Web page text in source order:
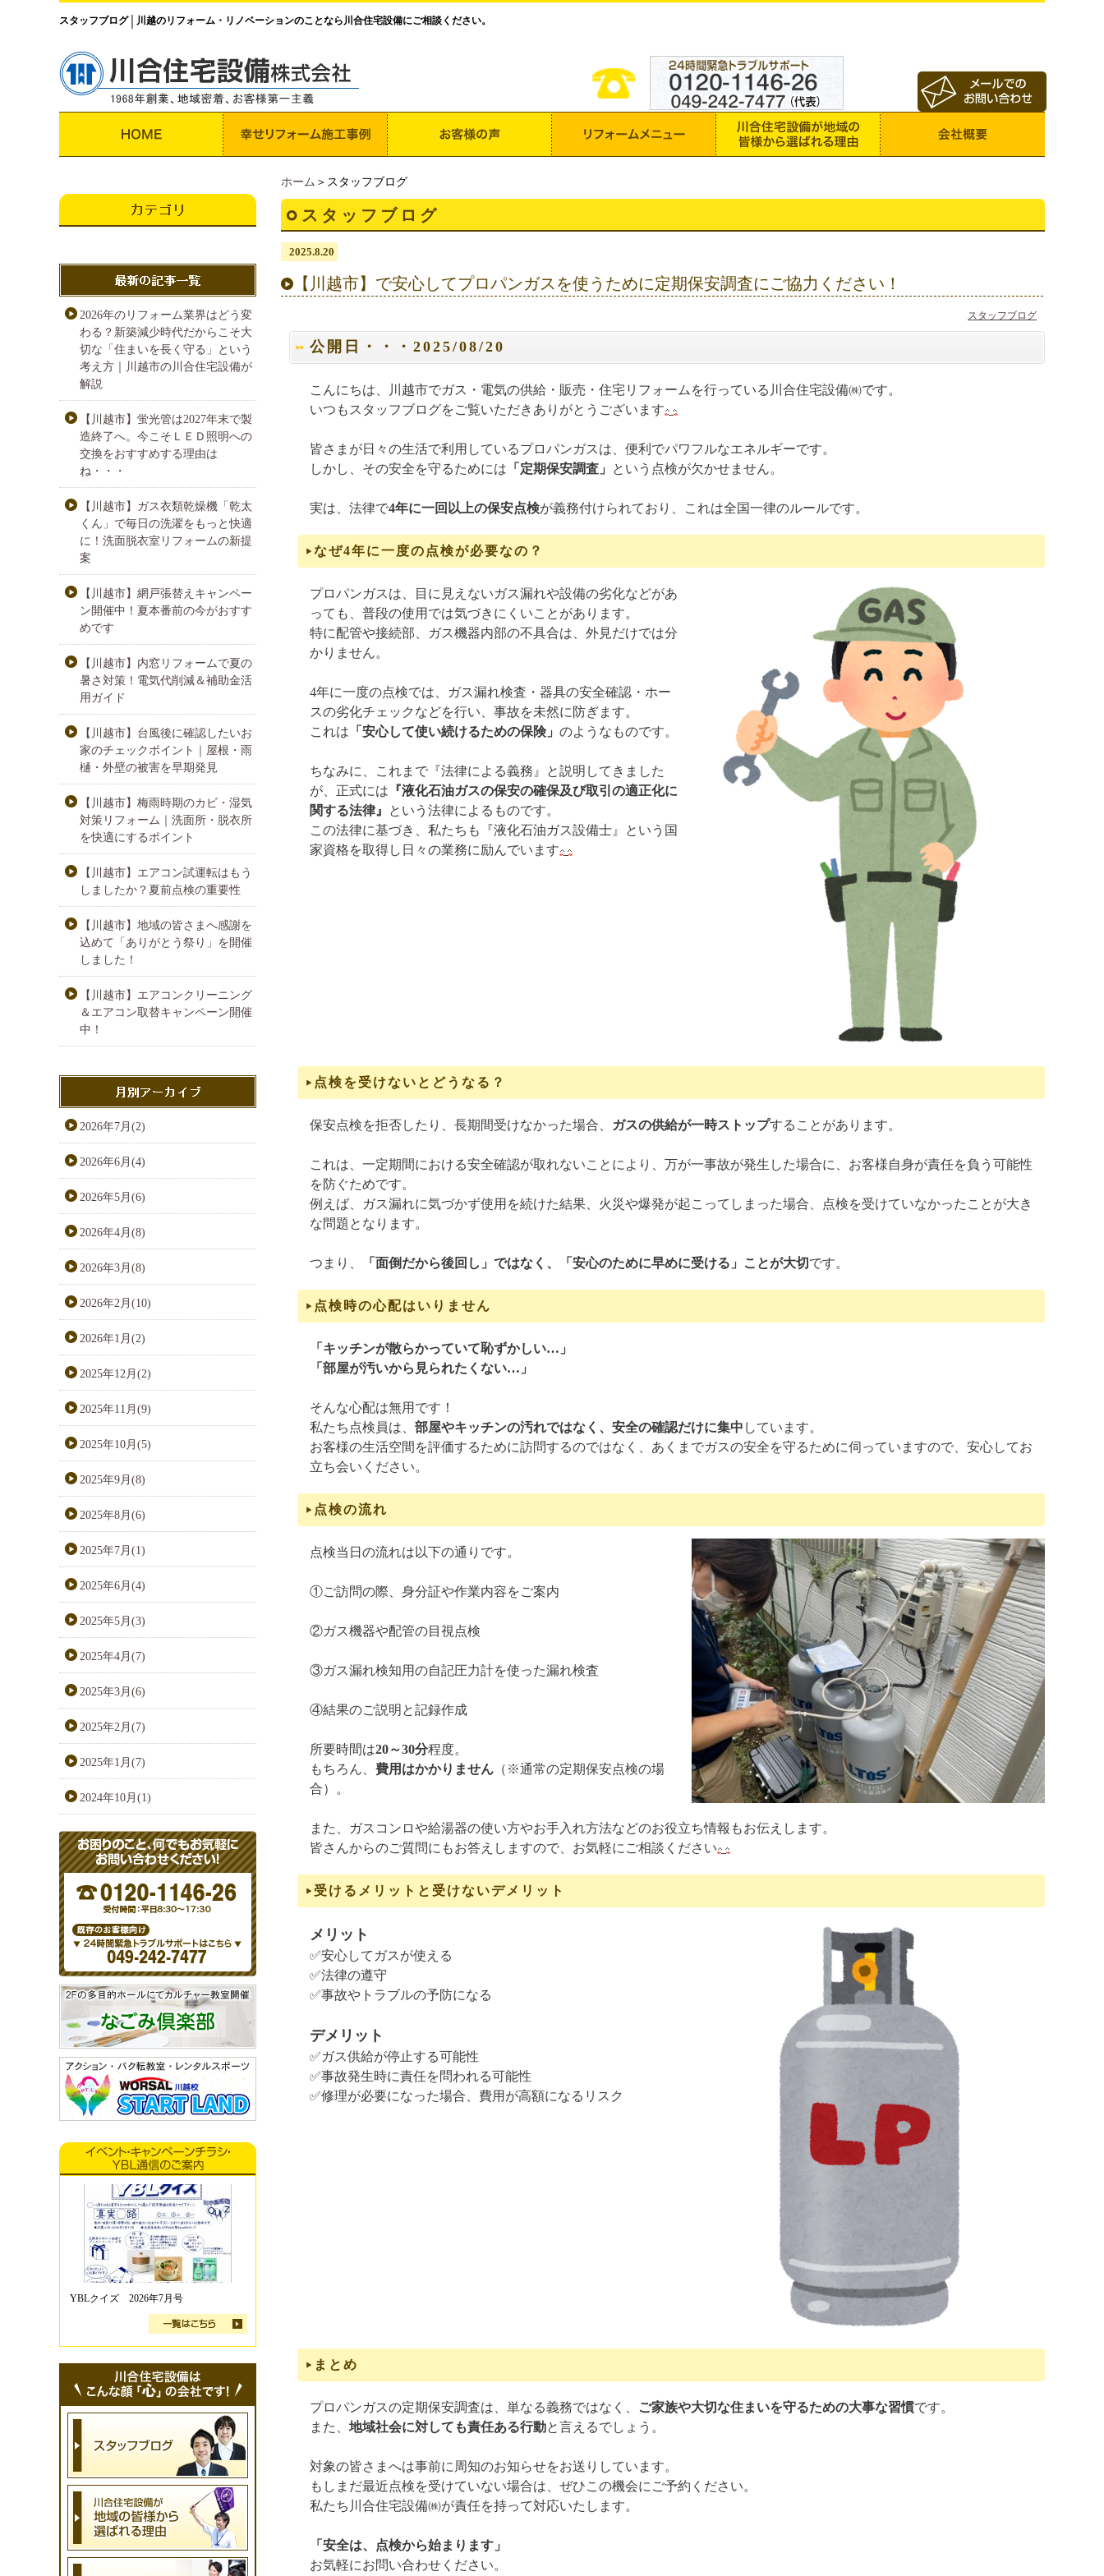
スタッフブログ 川越のリフォーム・リノベーションのことなら川合住宅設備にご相談ください。
ホーム ＞スタッフブログ
スタッフブログ
2025.8.20
【川越市】で安心してプロパンガスを使うために定期保安調査にご協力ください！
スタッフブログ
公開日・・・2025/08/20
こんにちは、川越市でガス・電気の供給・販売・住宅リフォームを行っている川合住宅設備㈱です。
いつもスタッフブログをご覧いただきありがとうございます
皆さまが日々の生活で利用しているプロパンガスは、便利でパワフルなエネルギーです。
しかし、その安全を守るためには 「定期保安調査」 という点検が欠かせません。
実は、法律で4年に一回以上の保安点検が義務付けられており、これは全国一律のルールです。
なぜ4年に一度の点検が必要なの？
プロパンガスは、目に見えないガス漏れや設備の劣化などがあ
っても、普段の使用では気づきにくいことがあります。
特に配管や接続部、ガス機器内部の不具合は、外見だけでは分
かりません。
4年に一度の点検では、ガス漏れ検査・器具の安全確認・ホー
スの劣化チェックなどを行い、事故を未然に防ぎます。
これは 「安心して使い続けるための保険」 のようなものです。
ちなみに、これまで『法律による義務』と説明してきました
が、正式には 『液化石油ガスの保安の確保及び取引の適正化に
関する法律』
という法律によるものです。
この法律に基づき、私たちも『液化石油ガス設備士』という国
家資格を取得し日々の業務に励んでいます
点検を受けないとどうなる？
保安点検を拒否したり、長期間受けなかった場合、 ガスの供給が一時ストップすることがあります。
これは、一定期間における安全確認が取れないことにより、万が一事故が発生した場合に、お客様自身が責任を負う可能性
を防ぐためです。
例えば、ガス漏れに気づかず使用を続けた結果、火災や爆発が起こってしまった場合、点検を受けていなかったことが大き
な問題となります。
つまり、 「面倒だから後回し」ではなく、「安心のために早めに受ける」ことが大切 です。
点検時の心配はいりません
「キッチンが散らかっていて恥ずかしい…」
「部屋が汚いから見られたくない…」
そんな心配は無用です！
私たち点検員は、 部屋やキッチンの汚れではなく、安全の確認だけに集中 しています。
お客様の生活空間を評価するために訪問するのではなく、あくまでガスの安全を守るために伺っていますので、安心してお
立ち会いください。
点検の流れ
点検当日の流れは以下の通りです。
①ご訪問の際、身分証や作業内容をご案内
②ガス機器や配管の目視点検
③ガス漏れ検知用の自記圧力計を使った漏れ検査
④結果のご説明と記録作成
所要時間は20～30分程度。
もちろん、 費用はかかりません （※通常の定期保安点検の場
合）。
また、ガスコンロや給湯器の使い方やお手入れ方法などのお役立ち情報もお伝えします。
皆さんからのご質問にもお答えしますので、お気軽にご相談ください
受けるメリットと受けないデメリット
メリット
✅安心してガスが使える
✅法律の遵守
✅事故やトラブルの予防になる
デメリット
✅ガス供給が停止する可能性
✅事故発生時に責任を問われる可能性
✅修理が必要になった場合、費用が高額になるリスク
まとめ
プロパンガスの定期保安調査は、単なる義務ではなく、 ご家族や大切な住まいを守るための大事な習慣です。
また、 地域社会に対しても責任ある行動と言えるでしょう。
対象の皆さまへは事前に周知のお知らせをお送りしています。
もしまだ最近点検を受けていない場合は、ぜひこの機会にご予約ください。
私たち川合住宅設備㈱が責任を持って対応いたします。
「安全は、点検から始まります」
お気軽にお問い合わせください。
2026年のリフォーム業界はどう変
わる？新築減少時代だからこそ大
切な「住まいを長く守る」という
考え方｜川越市の川合住宅設備が
解説
【川越市】蛍光管は2027年末で製
造終了へ。今こそＬＥＤ照明への
交換をおすすめする理由は
ね・・・
【川越市】ガス衣類乾燥機「乾太
くん」で毎日の洗濯をもっと快適
に！洗面脱衣室リフォームの新提
案
【川越市】網戸張替えキャンペー
ン開催中！夏本番前の今がおすす
めです
【川越市】内窓リフォームで夏の
暑さ対策！電気代削減＆補助金活
用ガイド
【川越市】台風後に確認したいお
家のチェックポイント｜屋根・雨
樋・外壁の被害を早期発見
【川越市】梅雨時期のカビ・湿気
対策リフォーム｜洗面所・脱衣所
を快適にするポイント
【川越市】エアコン試運転はもう
しましたか？夏前点検の重要性
【川越市】地域の皆さまへ感謝を
込めて「ありがとう祭り」を開催
しました！
【川越市】エアコンクリーニング
＆エアコン取替キャンペーン開催
中！
2026年7月(2)
2026年6月(4)
2026年5月(6)
2026年4月(8)
2026年3月(8)
2026年2月(10)
2026年1月(2)
2025年12月(2)
2025年11月(9)
2025年10月(5)
2025年9月(8)
2025年8月(6)
2025年7月(1)
2025年6月(4)
2025年5月(3)
2025年4月(7)
2025年3月(6)
2025年2月(7)
2025年1月(7)
2024年10月(1)
YBLクイズ 2026年7月号